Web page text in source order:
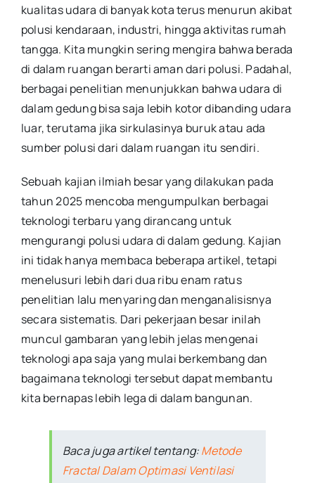
kualitas udara di banyak kota terus menurun akibat
polusi kendaraan, industri, hingga aktivitas rumah
tangga. Kita mungkin sering mengira bahwa berada
di dalam ruangan berarti aman dari polusi. Padahal,
berbagai penelitian menunjukkan bahwa udara di
dalam gedung bisa saja lebih kotor dibanding udara
luar, terutama jika sirkulasinya buruk atau ada
sumber polusi dari dalam ruangan itu sendiri.
Sebuah kajian ilmiah besar yang dilakukan pada
tahun 2025 mencoba mengumpulkan berbagai
teknologi terbaru yang dirancang untuk
mengurangi polusi udara di dalam gedung. Kajian
ini tidak hanya membaca beberapa artikel, tetapi
menelusuri lebih dari dua ribu enam ratus
penelitian lalu menyaring dan menganalisisnya
secara sistematis. Dari pekerjaan besar inilah
muncul gambaran yang lebih jelas mengenai
teknologi apa saja yang mulai berkembang dan
bagaimana teknologi tersebut dapat membantu
kita bernapas lebih lega di dalam bangunan.
Baca juga artikel tentang:Metode
Fractal Dalam Optimasi Ventilasi